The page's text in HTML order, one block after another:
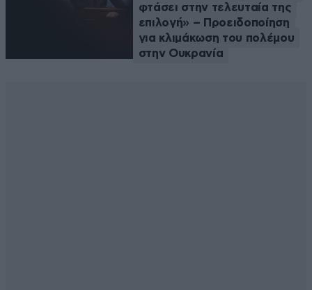
φτάσει στην τελευταία της
επιλογή» – Προειδοποίηση
για κλιμάκωση του πολέμου
στην Ουκρανία